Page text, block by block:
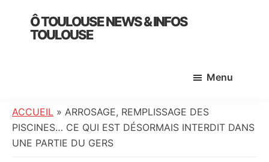
primary
Ô TOULOUSE NEWS & INFOS
TOULOUSE
:
info
locale,
Menu
ACCUEIL » ARROSAGE, REMPLISSAGE DES
PISCINES… CE QUI EST DÉSORMAIS INTERDIT DANS
UNE PARTIE DU GERS